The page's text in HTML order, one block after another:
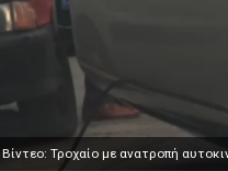
Βίντεο: Τροχαίο με ανατροπή